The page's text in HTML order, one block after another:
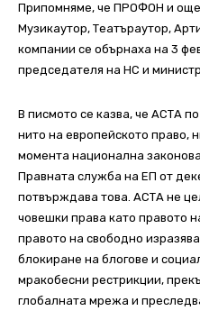
Припомняме, че ПРОФОН и още
Музикаутор, Театъраутор,
компании се обърнаха на 3
председателя на НС и
В писмото се казва, че АСТА
нито на европейското право,
момента национална
Правната служба на ЕП от
потвърждава това. АСТА не
човешки права като правото
правото на свободно
блокиране на блогове и
мракобесни рестрикции,
глобалната мрежа и